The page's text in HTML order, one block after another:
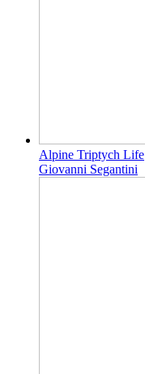
Alpine Triptych Life
Giovanni Segantini